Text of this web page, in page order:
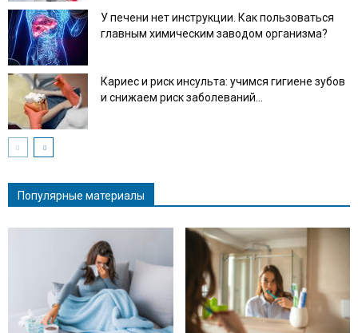
У печени нет инструкции. Как пользоваться
главным химическим заводом организма?
Кариес и риск инсульта: учимся гигиене зубов
и снижаем риск заболеваний...
Популярные материалы